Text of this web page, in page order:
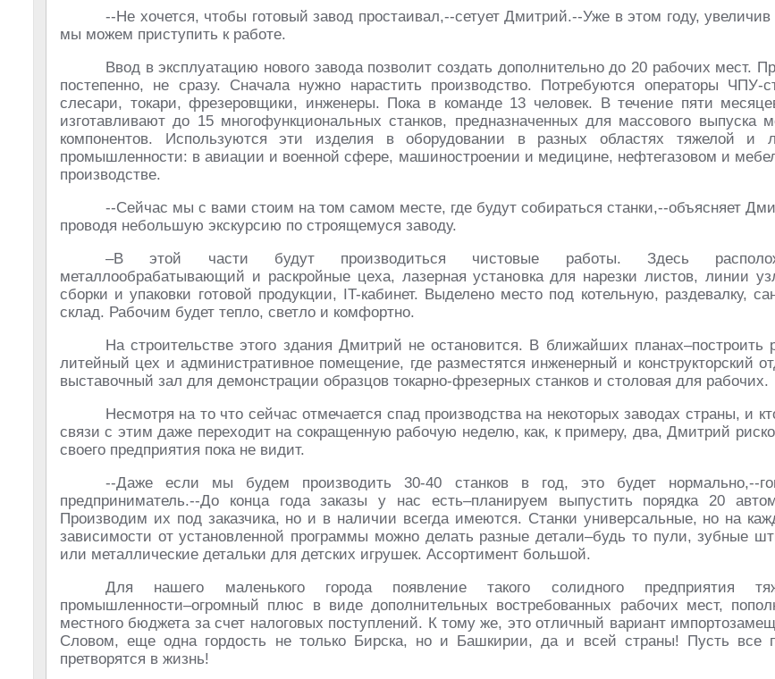
--Не хочется, чтобы готовый завод простаивал,--сетует Дмитрий.--Уже в этом году, увеличив
мы можем приступить к работе.
Ввод в эксплуатацию нового завода позволит создать дополнительно до 20 рабочих мест.
постепенно, не сразу. Сначала нужно нарастить производство. Потребуются операторы ЧПУ-
слесари, токари, фрезеровщики, инженеры. Пока в команде 13 человек. В течение пяти
изготавливают до 15 многофункциональных станков, предназначенных для массового выпуска
компонентов. Используются эти изделия в оборудовании в разных областях тяжелой и
промышленности: в авиации и военной сфере, машиностроении и медицине, нефтегазовом и
производстве.
--Сейчас мы с вами стоим на том самом месте, где будут собираться станки,--объясняет
проводя небольшую экскурсию по строящемуся заводу.
–В этой части будут производиться чистовые работы. Здесь
металлообрабатывающий и раскройные цеха, лазерная установка для нарезки листов, линии
сборки и упаковки готовой продукции, IT-кабинет. Выделено место под котельную, раздевалку,
склад. Рабочим будет тепло, светло и комфортно.
На строительстве этого здания Дмитрий не остановится. В ближайших планах–построить
литейный цех и административное помещение, где разместятся инженерный и конструкторский
выставочный зал для демонстрации образцов токарно-фрезерных станков и столовая для рабочих.
Несмотря на то что сейчас отмечается спад производства на некоторых заводах страны, и
связи с этим даже переходит на сокращенную рабочую неделю, как, к примеру, два, Дмитрий
своего предприятия пока не видит.
--Даже если мы будем производить 30-40 станков в год, это будет нормально,--
предприниматель.--До конца года заказы у нас есть–планируем выпустить порядка 20
Производим их под заказчика, но и в наличии всегда имеются. Станки универсальные, но на
зависимости от установленной программы можно делать разные детали–будь то пули, зубные
или металлические детальки для детских игрушек. Ассортимент большой.
Для нашего маленького города появление такого солидного предприятия
промышленности–огромный плюс в виде дополнительных востребованных рабочих мест,
местного бюджета за счет налоговых поступлений. К тому же, это отличный вариант
Словом, еще одна гордость не только Бирска, но и Башкирии, да и всей страны! Пусть все
претворятся в жизнь!